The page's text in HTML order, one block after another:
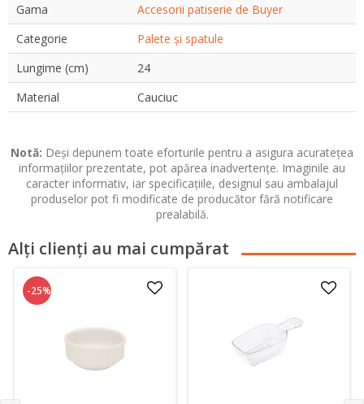
Gama
Accesorii patiserie de Buyer
Categorie
Palete și spatule
Lungime (cm)
24
Material
Cauciuc
Notă: Deși depunem toate eforturile pentru a asigura acuratețea
informațiilor prezentate, pot apărea inadvertențe. Imaginile au
caracter informativ, iar specificațiile, designul sau ambalajul
produselor pot fi modificate de producător fără notificare
prealabilă.
Alți clienți au mai cumpărat
-25%